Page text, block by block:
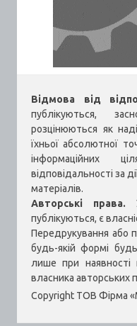
Відмова від
публікуються,
розцінюються як
їхньої абсолютної
інформаційних
відповідальності за
матеріалів.
Авторські права.
публікуються, є
Передрукування або
будь-якій формі
лише при наявності
власника авторських
Copyright ТОВ Фірма